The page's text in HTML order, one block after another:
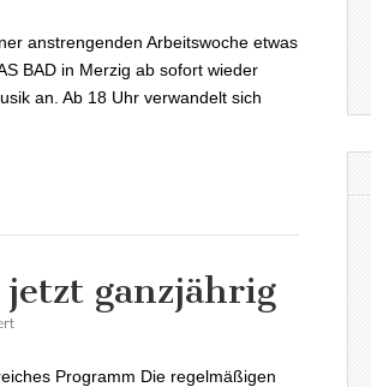
anstrengenden Arbeitswoche etwas
BAD in Merzig ab sofort wieder
an. Ab 18 Uhr verwandelt sich
ganzjährig
Programm Die regelmäßigen